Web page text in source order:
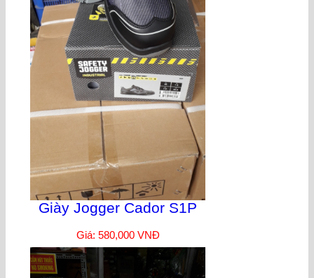
Giày Jogger Cador S1P
Giá: 580,000 VNĐ